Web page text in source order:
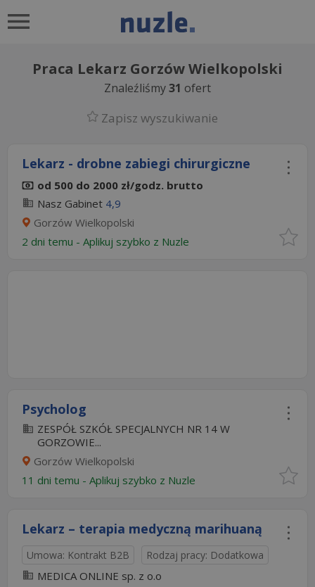
Praca Lekarz Gorzów Wielkopolski
Znaleźliśmy31 ofert
Zapisz wyszukiwanie
Lekarz - drobne zabiegi chirurgiczne
od 500 do 2000 zł/godz. brutto
Nasz Gabinet 4,9
Gorzów Wielkopolski
2 dni temu - Aplikuj szybko z Nuzle
Psycholog
ZESPÓŁ SZKÓŁ SPECJALNYCH NR 14 W
GORZOWIE...
Gorzów Wielkopolski
11 dni temu - Aplikuj szybko z Nuzle
Lekarz – terapia medyczną marihuaną
Umowa: Kontrakt B2B Rodzaj pracy: Dodatkowa
MEDICA ONLINE sp. z o.o